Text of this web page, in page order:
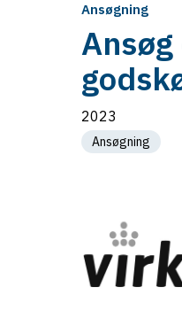
Ansøgning
2023
Ansøgning